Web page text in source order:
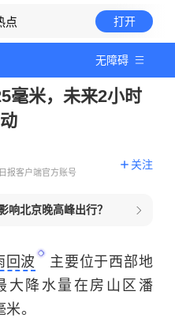
点 打开
无障碍
毫米，未来2小时
报客户端官方账号
关注
响北京晚高峰出行？
回波
主要位于西部地
大降水量在房山区潘
。